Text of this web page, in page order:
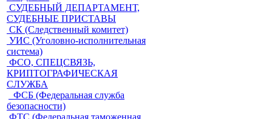
СУДЕБНЫЙ ДЕПАРТАМЕНТ,
СУДЕБНЫЕ ПРИСТАВЫ
СК (Следственный комитет)
УИС (Уголовно-исполнительная
система)
ФСО, СПЕЦСВЯЗЬ,
КРИПТОГРАФИЧЕСКАЯ
СЛУЖБА
ФСБ (Федеральная служба
безопасности)
ФТС (Федеральная таможенная